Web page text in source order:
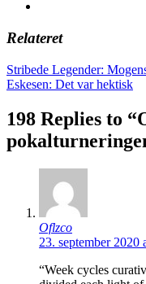
Relateret
Stribede Legender:
Eskesen: Det var hektisk
198 Replies to
Oflzco
23. september 2020
“Week cycles